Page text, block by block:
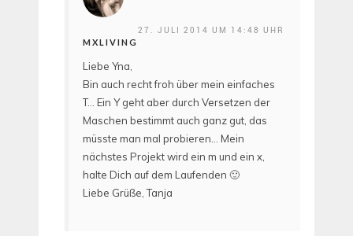
MXLIVING
27. JULI 2014 UM 14:48 UHR
Liebe Yna,
Bin auch recht froh über mein einfaches
T… Ein Y geht aber durch Versetzen der
Maschen bestimmt auch ganz gut, das
müsste man mal probieren… Mein
nächstes Projekt wird ein m und ein x,
halte Dich auf dem Laufenden 🙂
Liebe Grüße, Tanja